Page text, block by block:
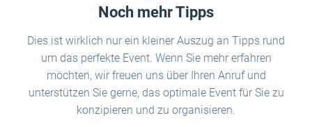
Noch mehr Tipps
Dies ist wirklich nur ein kleiner Auszug an Tipps rund
um das perfekte Event. Wenn Sie mehr erfahren
möchten, wir freuen uns über Ihren Anruf und
unterstützen Sie gerne, das optimale Event für Sie zu
konzipieren und zu organisieren.